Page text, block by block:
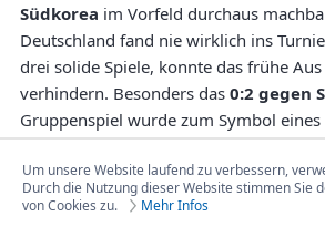
Südkorea im Vorfeld durchaus
Deutschland fand nie wirklich ins
drei solide Spiele, konnte das frühe
verhindern. Besonders das 0:2 gegen
Gruppenspiel wurde zum Symbol eines
Scheiterns.
Für Neuer selbst war die WM dennoch
Einschnitt: Er führte die deutsche
Um unsere Website laufend zu verbessern,
Durch die Nutzung dieser Website stimmen Sie
von Cookies zu.
Mehr Infos